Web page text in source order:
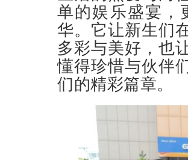
单的娱乐盛宴，
华。它让新生们
多彩与美好，也
懂得珍惜与伙伴
们的精彩篇章。